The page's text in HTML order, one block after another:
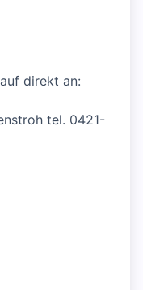
direkt an:
tel. 0421-